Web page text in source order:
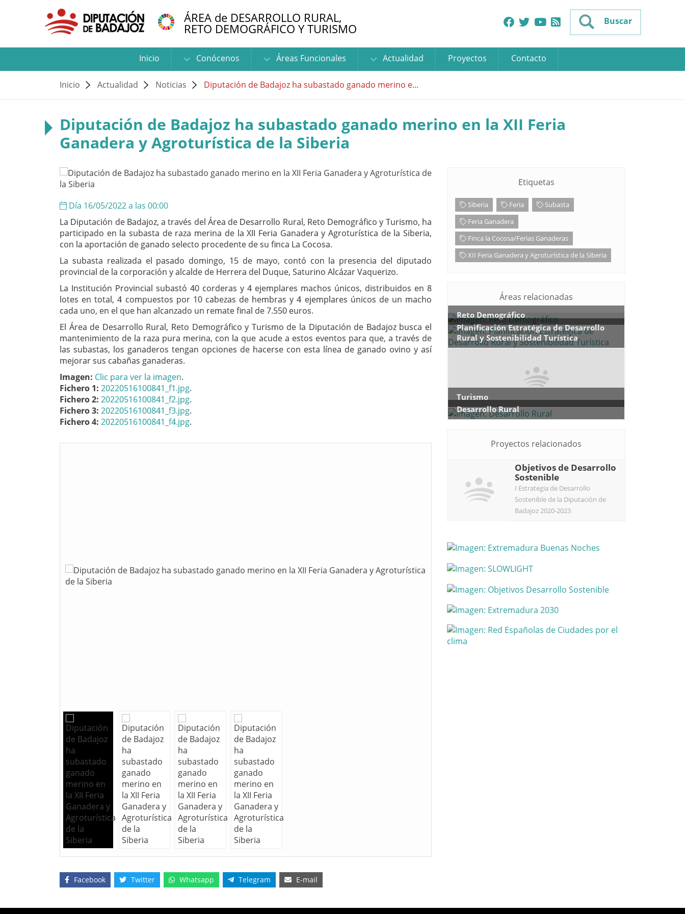
ÁREA de DESARROLLO RURAL,
RETO DEMOGRÁFICO Y TURISMO Buscar
Inicio Conócenos Áreas Funcionales Actualidad Proyectos Contacto
Inicio Actualidad Noticias Diputación de Badajoz ha subastado ganado merino e...
Diputación de Badajoz ha subastado ganado merino en la XII Feria
Ganadera y Agroturística de la Siberia
Día 16/05/2022 a las 00:00
La Diputación de Badajoz, a través del Área de Desarrollo Rural, Reto Demográfico y Turismo, ha
participado en la subasta de raza merina de la XII Feria Ganadera y Agroturística de la Siberia,
con la aportación de ganado selecto procedente de su finca La Cocosa.
La subasta realizada el pasado domingo, 15 de mayo, contó con la presencia del diputado
provincial de la corporación y alcalde de Herrera del Duque, Saturino Alcázar Vaquerizo.
La Institución Provincial subastó 40 corderas y 4 ejemplares machos únicos, distribuidos en 8
lotes en total, 4 compuestos por 10 cabezas de hembras y 4 ejemplares únicos de un macho
cada uno, en el que han alcanzado un remate final de 7.550 euros.
El Área de Desarrollo Rural, Reto Demográfico y Turismo de la Diputación de Badajoz busca el
mantenimiento de la raza pura merina, con la que acude a estos eventos para que, a través de
las subastas, los ganaderos tengan opciones de hacerse con esta línea de ganado ovino y así
mejorar sus cabañas ganaderas.
Imagen: Clic para ver la imagen.
Fichero 1: 20220516100841_f1.jpg.
Fichero 2: 20220516100841_f2.jpg.
Fichero 3: 20220516100841_f3.jpg.
Fichero 4: 20220516100841_f4.jpg.
Facebook Twitter Whatsapp Telegram E-mail
Etiquetas
Siberia Feria
Subasta
Feria Ganadera
Finca la Cocosa/Ferias Ganaderas
XII Feria Ganadera y Agroturística de la Siberia
Áreas relacionadas
Reto Demográfico
Planificación Estratégica de Desarrollo
Rural y Sostenibilidad Turística
Turismo
Desarrollo Rural
Proyectos relacionados
Objetivos de Desarrollo
Sostenible
I Estrategia de Desarrollo
Sostenible de la Diputación de
Badajoz 2020-2023